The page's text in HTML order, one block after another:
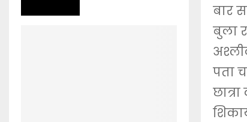
बार
बुला
पता